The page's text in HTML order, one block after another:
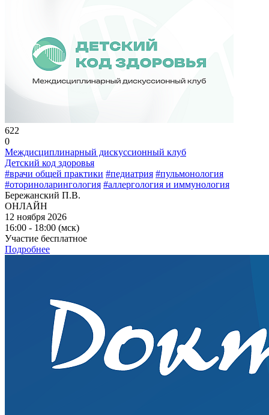
622
0
Междисциплинарный дискуссионный клуб
Детский код здоровья
#врачи общей практики #педиатрия #пульмонология
#оториноларингология #аллергология и иммунология
Бережанский П.В.
ОНЛАЙН
12 ноября 2026
16:00 - 18:00 (мск)
Участие бесплатное
Подробнее